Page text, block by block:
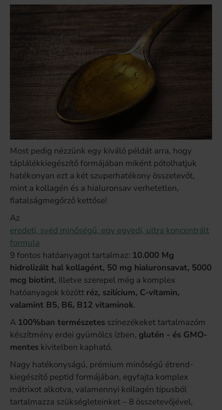
Most pedig nézzünk egy kiváló példát arra, hogy
táplálékkiegészítő formájában miként pótolhatjuk
hatékonyan ezt a két szuperhatékony összetevőt,
mint a kollagén és a hialuronsav verhetetlen,
fiatalságmegőrző kettőse!
Az
eredeti, svéd minőségű, egy egyedi, ultra koncentrált
formula
9 fontos hatóanyagot tartalmaz: 10.000 Mg
hidrolizált hal kollagént, 50 mg hialuronsavat, 5000
mcg biotint, illetve szerepel még a komplex
hatóanyagok között réz, szilícium, C-vitamin,
valamint B5, B6, B12 vitaminok.
A 100%ban természetes színezékeket tartalmazóm
készítmény erdei gyümölcs ízben, glutén - és GMO-
mentes kivitelben kapható.
Nagy hatékonyságú, prémium minőségű étrend-
kiegészítő peptid formájában, egyfajta komplex
mátrixot alkotva, valamennyi kollagén típusból
tartalmazza szükségleteinket – 8 összetevőjével,